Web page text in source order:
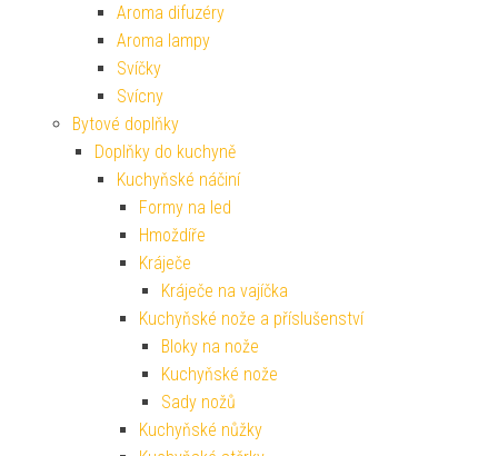
Aroma difuzéry
Aroma lampy
Svíčky
Svícny
Bytové doplňky
Doplňky do kuchyně
Kuchyňské náčiní
Formy na led
Hmoždíře
Kráječe
Kráječe na vajíčka
Kuchyňské nože a příslušenství
Bloky na nože
Kuchyňské nože
Sady nožů
Kuchyňské nůžky